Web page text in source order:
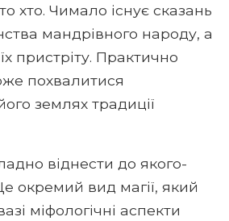
хто. Чимало існує сказань
мандрівного народу, а
пристріту. Практично
похвалитися
землях традиції
віднести до якого-
окремий вид магії, який
міфологічні аспекти